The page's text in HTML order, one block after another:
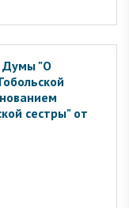
Думы "О
сестры" от